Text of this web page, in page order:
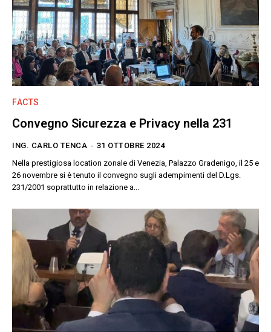
FACTS
Convegno Sicurezza e Privacy nella 231
ING. CARLO TENCA - 31 OTTOBRE 2024
Nella prestigiosa location zonale di Venezia, Palazzo Gradenigo, il 25 e
26 novembre si è tenuto il convegno sugli adempimenti del D.Lgs.
231/2001 soprattutto in relazione a...